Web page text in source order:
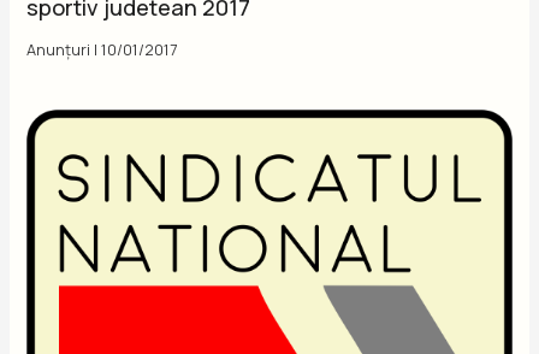
sportiv judetean 2017
Anunțuri |10/01/2017